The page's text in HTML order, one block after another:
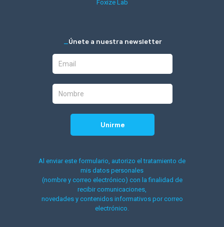
Foxize Lab
_Únete a nuestra newsletter
Al enviar este formulario, autorizo el tratamiento de
mis datos personales
(nombre y correo electrónico) con la finalidad de
recibir comunicaciones,
novedades y contenidos informativos por correo
electrónico.